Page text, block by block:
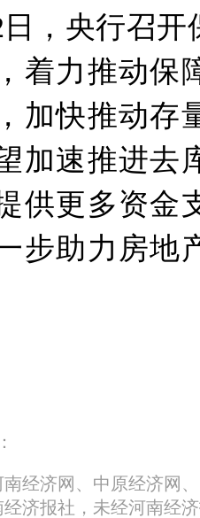
日，央行召
着力推动保
加快推动存
加速推进去
供更多资金
步助力房地
南经济网、中原经济网
济报社，未经河南经